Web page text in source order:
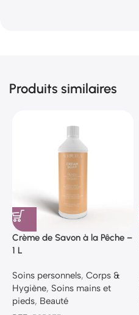
Produits similaires
Crème de Savon à la Pêche –
1 L
Soins personnels, Corps &
Hygiène, Soins mains et
pieds, Beauté